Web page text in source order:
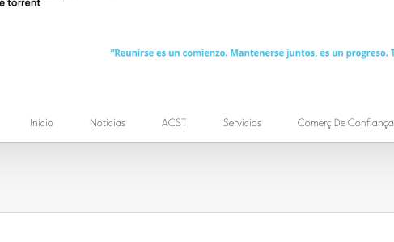
Inicio Noticias ACST Servicios Comerç De Confiança